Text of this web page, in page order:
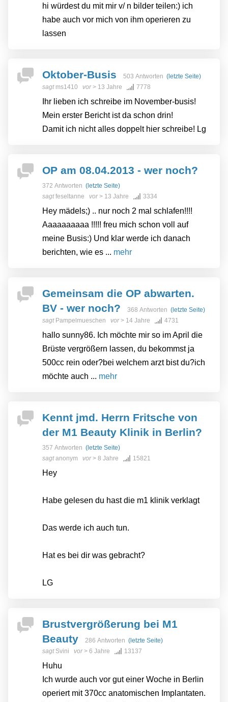
hi würdest du mit mir v/ n bilder teilen:) ich
habe auch vor mich von ihm operieren zu
lassen
Oktober-Busis 503 Antworten (letzte Seite)
sagt ms1410 vor> 13 Jahre 7778
Ihr lieben ich schreibe im November-busis!
Mein erster Bericht ist da schon drin!
Damit ich nicht alles doppelt hier schreibe! Lg
OP am 08.04.2013 - wer noch?
372 Antworten (letzte Seite)
sagtfeseltanne vor> 13 Jahre 3334
Hey mädels;) .. nur noch 2 mal schlafen!!!!
Aaaaaaaaaa !!!!! freu mich schon voll auf
meine Busis:) Und klar werde ich danach
berichten, wie es ... mehr
Gemeinsam die OP abwarten.
BV - wer noch?
368 Antworten (letzte Seite)
sagt Pampelmueschen vor> 14 Jahre 4731
hallo sunny86. Ich möchte mir so im April die
Brüste vergrößern lassen, du bekommst ja
500cc rein oder?bei welchem arzt bist du?ich
möchte auch ... mehr
Kennt jmd. Herrn Fritsche von
der M1 Beauty Klinik in Berlin?
357 Antworten (letzte Seite)
sagtanonym vor> 8 Jahre 15821
Hey
Habe gelesen du hast die m1 klinik verklagt
Das werde ich auch tun.
Hat es bei dir was gebracht?
LG
Brustvergrößerung bei M1
Beauty
286 Antworten (letzte Seite)
sagt Svini vor> 6 Jahre 13137
Huhu
Ich wurde auch vor gut einer Woche in Berlin
operiert mit 370cc anatomischen Implantaten.